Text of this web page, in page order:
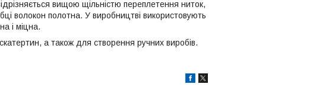
вищою щільністю переплетення ниток,
волокон полотна. У виробництві використовують
і міцна.
а також для створення ручних виробів.